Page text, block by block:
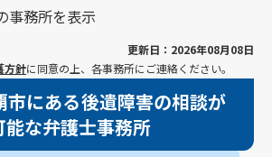
事務所を表示
更新日：2026年08月08日
方針に同意の上、各事務所にご連絡ください。
市にある後遺障害の相談が
能な弁護士事務所